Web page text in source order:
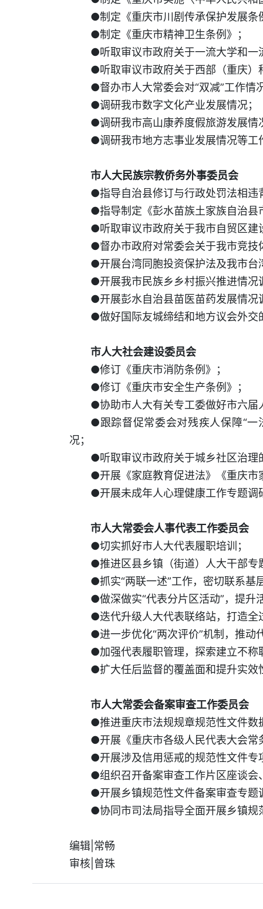
●制定《重庆市川剧传承保护发展条
●制定《重庆市精神卫生条例》；
●听取审议市政府关于一流大学和一
●听取审议市政府关于西部（重庆）
●督办市人大常委会对“双减”工作情
●调研我市数字文化产业发展情况；
●调研我市高山康养度假旅游发展情
●调研我市地方志事业发展情况等工
市人大民族宗教侨务外事委员会
●指导自治县修订与行政处罚法相违
●指导制定《彭水苗族土家族自治县
●听取审议市政府关于我市自贸区建
●督办市政府对常委会关于我市竞技
●开展台湾同胞投资保护法及我市台
●开展我市民族乡乡村振兴推进情况
●开展彭水自治县苗医苗药发展情况
●做好国际友城缔结和地方议会外交
市人大社会建设委员会
●修订《重庆市消防条例》；
●修订《重庆市安全生产条例》；
●协助市人大有关专工委做好市六届
●跟踪督促常委会对残疾人保障“一
况；
●听取审议市政府关于城乡社区治理
●开展《家庭教育促进法》《重庆市
●开展未成年人心理健康工作专题调
市人大常委会人事代表工作委员会
●切实抓好市人大代表履职培训；
●推进区县乡镇（街道）人大干部专
●抓实“两联一述”工作，密切联系基
●做深做实“代表分片区活动”，提升
●迭代升级人大代表联络站，打造全
●进一步优化“两次评价”机制，推动
●加强代表履职管理，探索建立不称
●扩大任后监督的覆盖面和提升实效
市人大常委会备案审查工作委员会
●推进重庆市法规规章规范性文件数
●开展《重庆市各级人民代表大会常
●开展涉及信用惩戒的规范性文件专
●组织召开备案审查工作片区座谈会
●开展乡镇规范性文件备案审查专题
●协同市司法局指导全面开展乡镇规
编辑|常畅
审核|曾珠